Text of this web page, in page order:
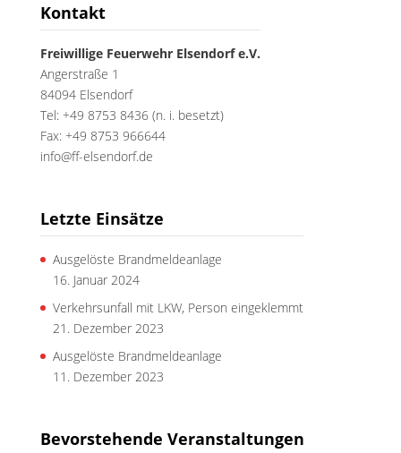
Kontakt
Freiwillige Feuerwehr Elsendorf e.V.
Angerstraße 1
84094 Elsendorf
Tel: +49 8753 8436 (n. i. besetzt)
Fax: +49 8753 966644
info@ff-elsendorf.de
Letzte Einsätze
Ausgelöste Brandmeldeanlage
16. Januar 2024
Verkehrsunfall mit LKW, Person eingeklemmt
21. Dezember 2023
Ausgelöste Brandmeldeanlage
11. Dezember 2023
Bevorstehende Veranstaltungen